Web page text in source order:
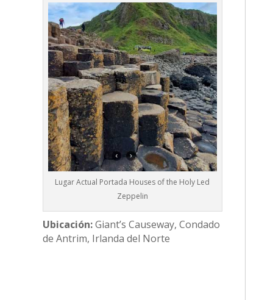
Lugar Actual Portada Houses of the Holy Led
Zeppelin
Ubicación:Giant’s Causeway, Condado
de Antrim, Irlanda del Norte